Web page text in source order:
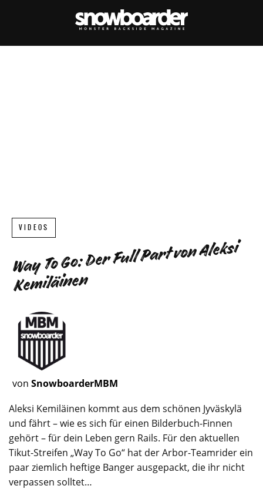
VIDEOS
Way To Go: Der Full Part von Aleksi
Kemiläinen
von SnowboarderMBM
Aleksi Kemiläinen kommt aus dem schönen Jyväskylä
und fährt – wie es sich für einen Bilderbuch-Finnen
gehört – für dein Leben gern Rails. Für den aktuellen
Tikut-Streifen „Way To Go“ hat der Arbor-Teamrider ein
paar ziemlich heftige Banger ausgepackt, die ihr nicht
verpassen solltet…